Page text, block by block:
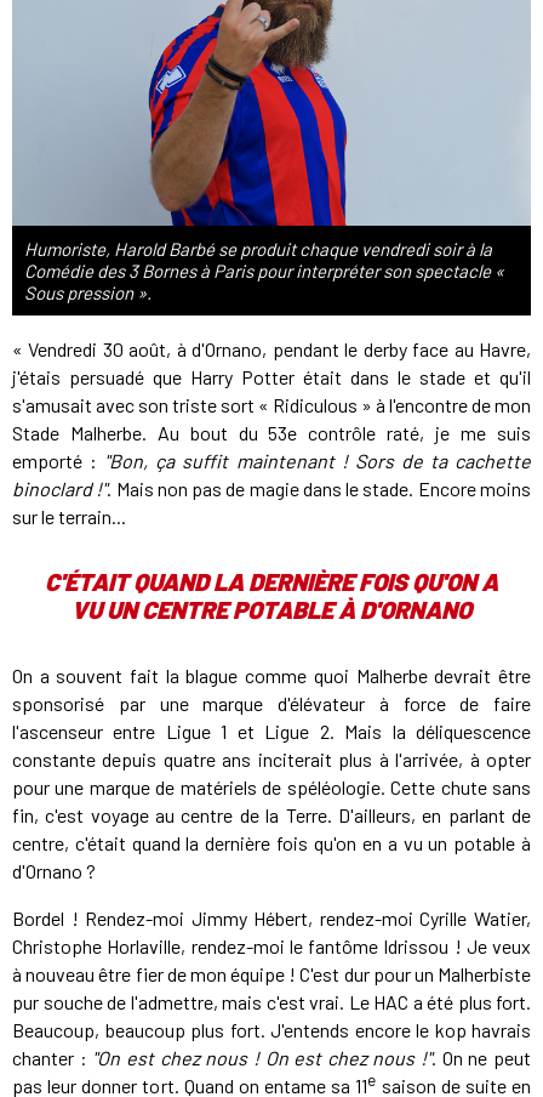
Humoriste, Harold Barbé se produit chaque vendredi soir à la
Comédie des 3 Bornes à Paris pour interpréter son spectacle «
Sous pression ».
« Vendredi 30 août, à d'Ornano, pendant le derby face au Havre,
j'étais persuadé que Harry Potter était dans le stade et qu'il
s'amusait avec son triste sort « Ridiculous » à l'encontre de mon
Stade Malherbe. Au bout du 53e contrôle raté, je me suis
emporté : "Bon, ça suffit maintenant ! Sors de ta cachette
binoclard !". Mais non pas de magie dans le stade. Encore moins
sur le terrain...
C'ÉTAIT QUAND LA DERNIÈRE FOIS QU'ON A
VU UN CENTRE POTABLE À D'ORNANO
On a souvent fait la blague comme quoi Malherbe devrait être
sponsorisé par une marque d'élévateur à force de faire
l'ascenseur entre Ligue 1 et Ligue 2. Mais la déliquescence
constante depuis quatre ans inciterait plus à l'arrivée, à opter
pour une marque de matériels de spéléologie. Cette chute sans
fin, c'est voyage au centre de la Terre. D'ailleurs, en parlant de
centre, c'était quand la dernière fois qu'on en a vu un potable à
d'Ornano ?
Bordel ! Rendez-moi Jimmy Hébert, rendez-moi Cyrille Watier,
Christophe Horlaville, rendez-moi le fantôme Idrissou ! Je veux
à nouveau être fier de mon équipe ! C'est dur pour un Malherbiste
pur souche de l'admettre, mais c'est vrai. Le HAC a été plus fort.
Beaucoup, beaucoup plus fort. J'entends encore le kop havrais
chanter : "On est chez nous ! On est chez nous !". On ne peut
pas leur donner tort. Quand on entame sa 11e saison de suite en